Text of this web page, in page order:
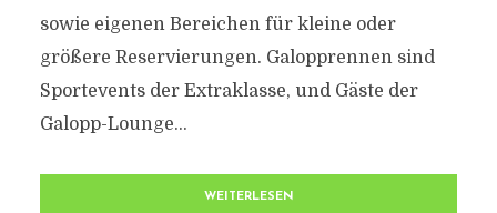
sowie eigenen Bereichen für kleine oder
größere Reservierungen. Galopprennen sind
Sportevents der Extraklasse, und Gäste der
Galopp-Lounge...
WEITERLESEN